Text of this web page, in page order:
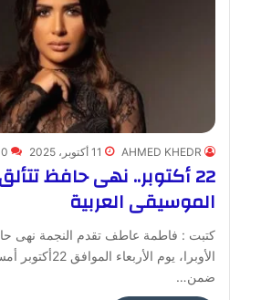
AHMED KHEDR 11 أكتوبر، 2025 0
22 أكتوبر.. نهى حافظ
الموسيقى العربية
كتبت : فاطمة عاطف تقدم النجمة نهى
الأوبرا، يوم
ضمن…